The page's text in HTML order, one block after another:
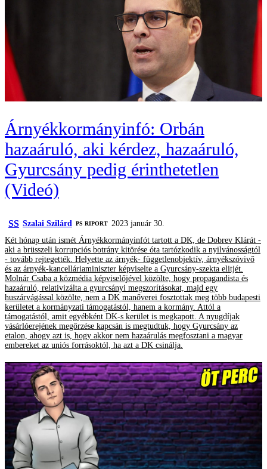
Árnyékkormányinfó: Orbán
hazaáruló, aki kérdez, hazaáruló,
Gyurcsány pedig érinthetetlen
(Videó)
SS Szalai Szilárd ‎PS RIPORT
2023 január 30.
Két hónap után ismét Árnyékkormányinfót tartott a DK, de Dobrev Klárát -
aki a brüsszeli korrupciós botrány kitörése óta tartózkodik a nyilvánosságtól
- tovább rejtegették. Helyette az árnyék- függetlenobjektív, árnyékszóvivő
és az árnyék-kancelláriaminiszter képviselte a Gyurcsány-szekta elitjét.
Molnár Csaba a közmédia képviselőjével közölte, hogy propagandista és
hazaáruló, relativizálta a gyurcsányi megszorításokat, majd egy
huszárvágással közölte, nem a DK manőverei fosztottak meg több budapesti
kerületet a kormányzati támogatástól, hanem a kormány. Attól a
támogatástól, amit egyébként DK-s kerület is megkapott. A nyugdíjak
vásárlóerejének megőrzése kapcsán is megtudtuk, hogy Gyurcsány az
etalon, ahogy azt is, hogy akkor nem hazaárulás megfosztani a magyar
embereket az uniós forrásoktól, ha azt a DK csinálja.